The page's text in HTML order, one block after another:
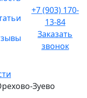
+7 (903) 170-
13-84
Заказать
звонок
Зуево